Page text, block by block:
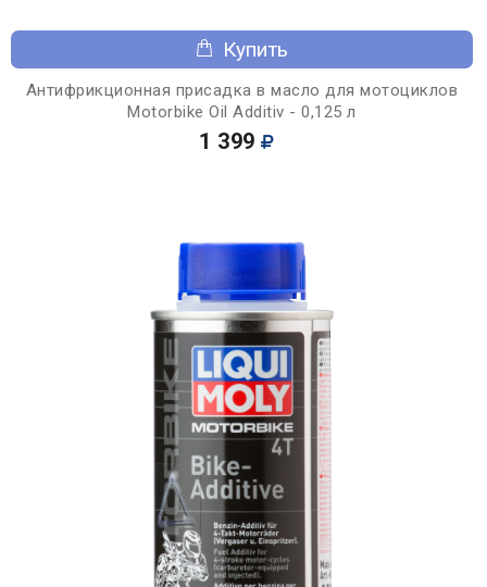
Купить
Антифрикционная присадка в масло для мотоциклов
Motorbike Oil Additiv - 0,125 л
1 399